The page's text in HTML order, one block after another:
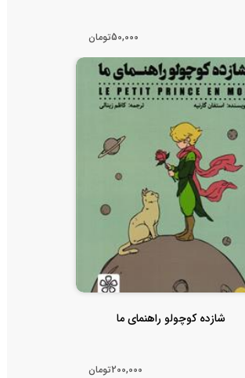
50,000تومان
شازده کوچولو راهنمای ما
200,000تومان